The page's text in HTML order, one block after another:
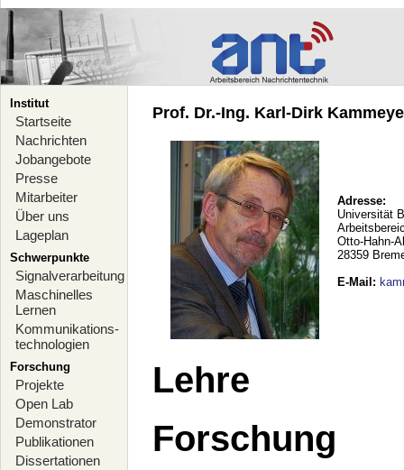
Institut
Startseite
Nachrichten
Jobangebote
Presse
Mitarbeiter
Über uns
Lageplan
Schwerpunkte
Signalverarbeitung
Maschinelles
Lernen
Kommunikations-
technologien
Forschung
Projekte
Open Lab
Demonstrator
Publikationen
Dissertationen
Prof. Dr.-Ing. Karl-Dirk
Adresse:
Universität
Otto-Hahn-
28359
E-Mail :
Lehre
Forschung